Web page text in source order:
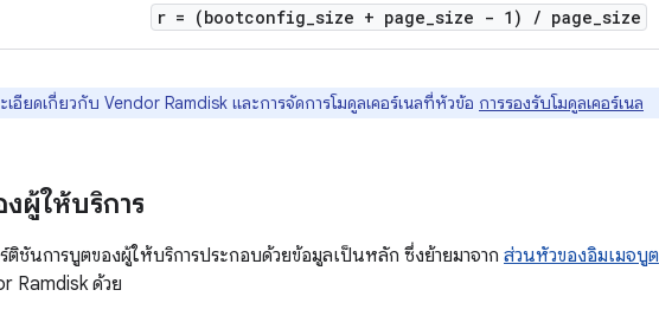
r = (bootconfig_size + page_size - 1) / page_size
เอียดเกี่ยวกับ Vendor Ramdisk และการจัดการโมดูลเคอร์เนลที่หัวข้อ การรองรับโมดูลเคอร์เนล
ผู้ให้บริการ
ติชันการบูตของผู้ให้บริการประกอบด้วยข้อมูลเป็นหลัก ซึ่งย้ายมาจาก ส่วนหัวของอิมเมจบูต
Ramdisk ด้วย